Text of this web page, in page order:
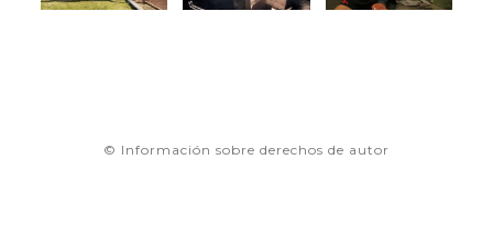
© Información sobre derechos de autor